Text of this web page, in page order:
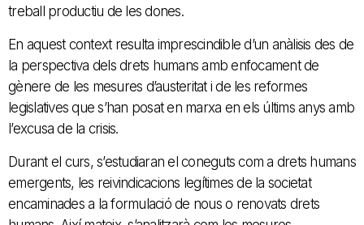
treball productiu de les dones.
En aquest context resulta imprescindible d’un anàlisis des de
la perspectiva dels drets humans amb enfocament de
gènere de les mesures d’austeritat i de les reformes
legislatives que s’han posat en marxa en els últims anys amb
l’excusa de la crisis.
Durant el curs, s’estudiaran el coneguts com a drets humans
emergents, les reivindicacions legítimes de la societat
encaminades a la formulació de nous o renovats drets